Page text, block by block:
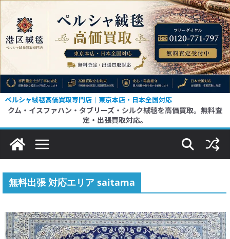
テ
へ
ス
ッ
ペルシャ絨毯高価買取専門店｜東京本店・日本全国対応
クム・イスファハン・タブリーズ・シルク絨毯を高価買取。無料査
定・出張買取対応。
無料出張 対応エリア saitama